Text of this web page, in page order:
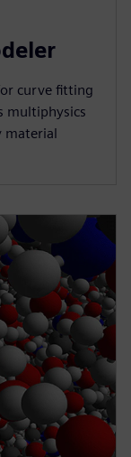
curve fitting
multiphysics
material